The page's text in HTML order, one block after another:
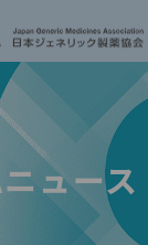
ュース